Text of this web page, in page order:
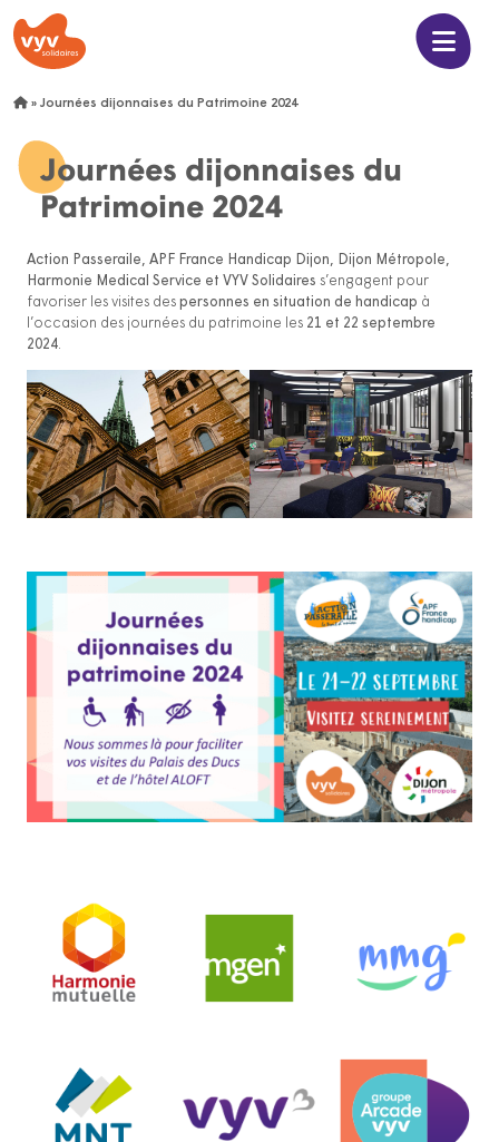
» Journées dijonnaises du Patrimoine 2024
Journées dijonnaises du
Patrimoine 2024
Action Passeraile, APF France Handicap Dijon, Dijon Métropole,
Harmonie Medical Service et VYV Solidaires s’engagent pour
favoriser les visites des personnes en situation de handicap à
l’occasion des journées du patrimoine les 21 et 22 septembre
2024.